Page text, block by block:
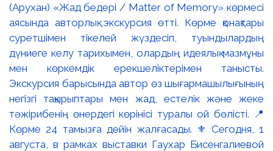
(Арухан) «Жад бедері / Matter of Memory» көрмесі
аясында авторлық экскурсия өтті. Көрме қонақтары
суретшімен тікелей жүздесіп, туындылардың
дүниеге келу тарихымен, олардың идеялық мазмұны
мен көркемдік ерекшеліктерімен танысты.
Экскурсия барысында автор өз шығармашылығының
негізгі тақырыптары мен жад, естелік және жеке
тәжірибенің өнердегі көрінісі туралы ой бөлісті. 📍
Көрме 24 тамызға дейін жалғасады. ⚜️ Сегодня, 1
августа, в рамках выставки Гаухар Бисенгалиевой